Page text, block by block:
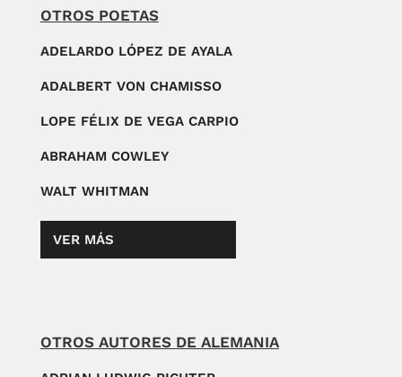
OTROS POETAS
ADELARDO LÓPEZ DE AYALA
ADALBERT VON CHAMISSO
LOPE FÉLIX DE VEGA CARPIO
ABRAHAM COWLEY
WALT WHITMAN
VER MÁS
OTROS AUTORES DE ALEMANIA